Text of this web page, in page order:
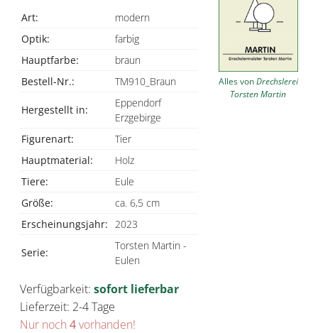
Art:
modern
Optik:
farbig
Hauptfarbe:
braun
Bestell-Nr.:
TM910_Braun
Hergestellt in:
Eppendorf
Erzgebirge
Figurenart:
Tier
Hauptmaterial:
Holz
Tiere:
Eule
Größe:
ca. 6,5 cm
Erscheinungsjahr: 2023
Serie:
Torsten Martin -
Eulen
Alles vonDrechslerei
Torsten Martin
Verfügbarkeit: sofort lieferbar
Lieferzeit: 2-4 Tage
Nur noch 4vorhanden!